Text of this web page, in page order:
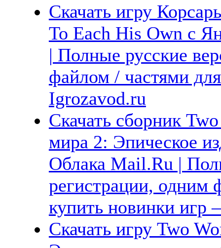
Скачать игру
To Each His Own с
| Полные русские
файлом / частями
Igrozavod.ru
Скачать сборник
мира 2: Эпическое
Облака Mail.Ru |
регистрации, одним
купить новинки
Скачать игру Two